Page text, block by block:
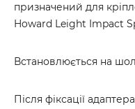
призначений для
Howard Leight Impact
Встановлюється на
Після фіксації